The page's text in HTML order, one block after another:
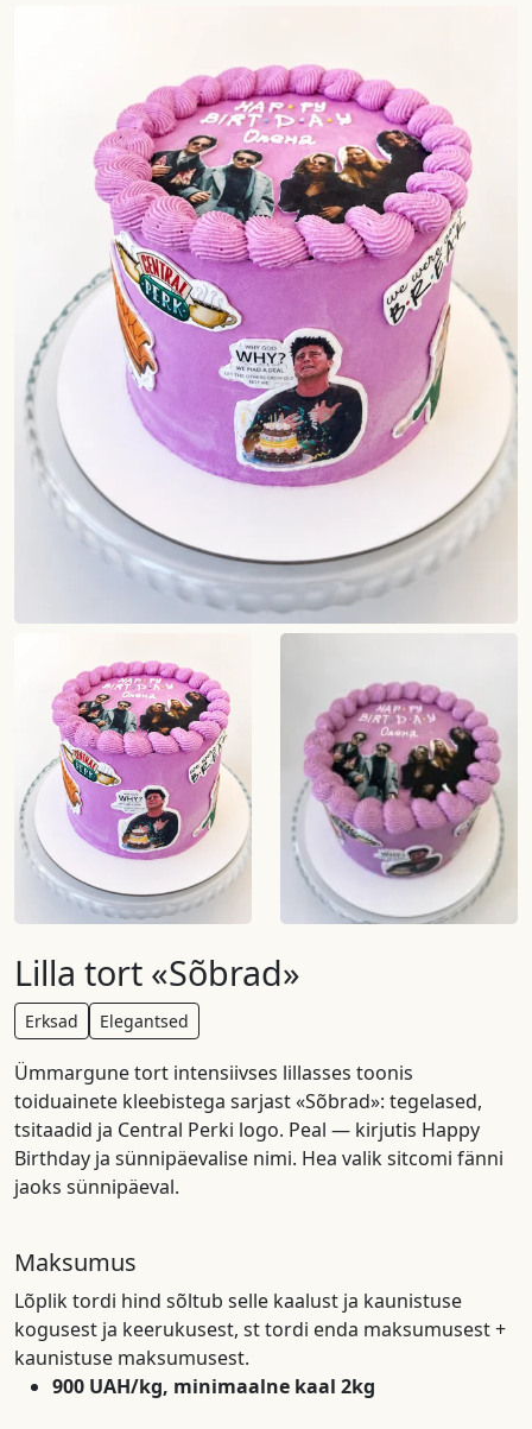
Lilla tort «Sõbrad»
Erksad Elegantsed
Ümmargune tort intensiivses lillasses toonis
toiduainete kleebistega sarjast «Sõbrad»: tegelased,
tsitaadid ja Central Perki logo. Peal — kirjutis Happy
Birthday ja sünnipäevalise nimi. Hea valik sitcomi fänni
jaoks sünnipäeval.
Maksumus
Lõplik tordi hind sõltub selle kaalust ja kaunistuse
kogusest ja keerukusest, st tordi enda maksumusest +
kaunistuse maksumusest.
900 UAH/kg, minimaalne kaal 2kg